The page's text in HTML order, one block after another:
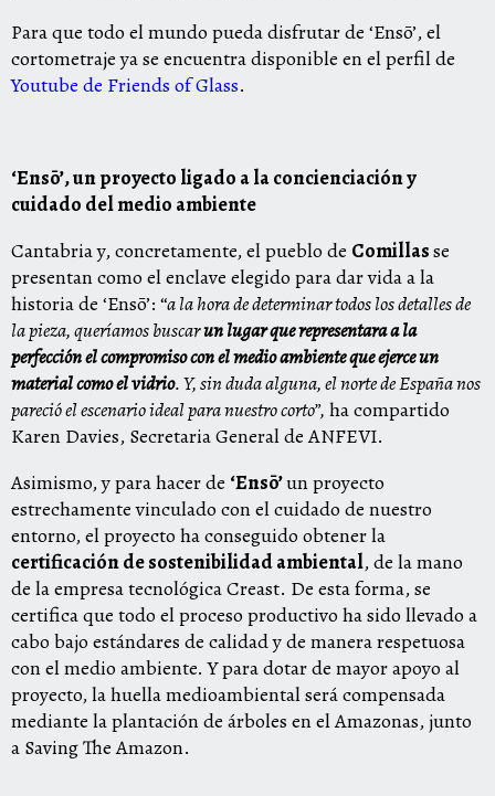
Para que todo el mundo pueda disfrutar de ‘Ensō’, el
cortometraje ya se encuentra disponible en el perfil de
Youtube de Friends of Glass.
‘Ensō’, un proyecto ligado a la concienciación y
cuidado del medio ambiente
Cantabria y, concretamente, el pueblo de Comillasse
presentan como el enclave elegido para dar vida a la
historia de ‘Ensō’: “a la hora de determinar todos los detalles de
la pieza, queríamos buscarun lugar que representara a la
perfección el compromiso con el medio ambiente que ejerce un
material como el vidrio. Y, sin duda alguna, el norte de España nos
pareció el escenario ideal para nuestro corto”, ha compartido
Karen Davies, Secretaria General de ANFEVI.
Asimismo, y para hacer de ‘Ensō’un proyecto
estrechamente vinculado con el cuidado de nuestro
entorno, el proyecto ha conseguido obtener la
certificación de sostenibilidad ambiental, de la mano
de la empresa tecnológica Creast. De esta forma, se
certifica que todo el proceso productivo ha sido llevado a
cabo bajo estándares de calidad y de manera respetuosa
con el medio ambiente. Y para dotar de mayor apoyo al
proyecto, la huella medioambiental será compensada
mediante la plantación de árboles en el Amazonas, junto
a Saving The Amazon.